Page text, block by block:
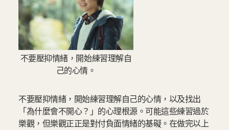
不要壓抑情緒，開始練習理解自
己的心情。
不要壓抑情緒，開始練習理解自己的心情，以及找出
「為什麼會不開心？」的心理根源。可能這些練習過於
樂觀，但樂觀正正是對付負面情緒的基礙。在做完以上